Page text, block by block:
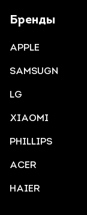
Бренды
APPLE
SAMSUGN
LG
XIAOMI
PHILLIPS
ACER
HAIER